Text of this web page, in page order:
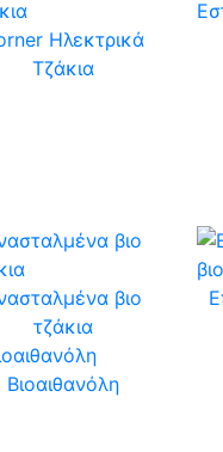
Ηλεκτρικά
Τζάκια
βιο
τζάκια
Βιοαιθανόλη